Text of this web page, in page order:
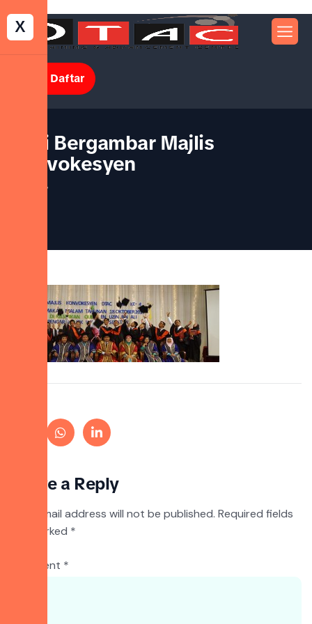
X
Jom Daftar
Sesi Bergambar Majlis
Konvokesyen
Leave a Reply
Your email address will not be published. Required fields
are marked *
Comment *